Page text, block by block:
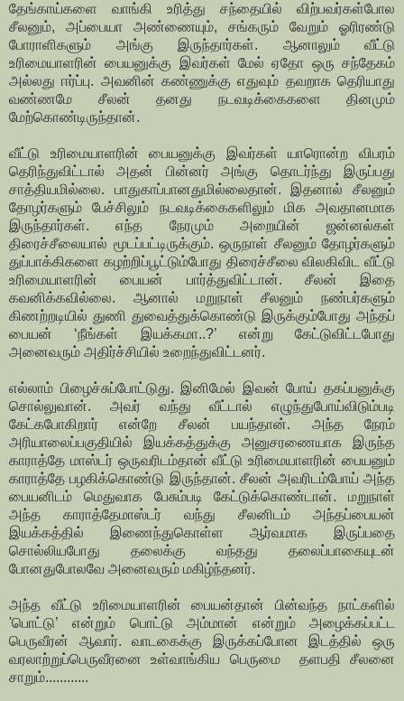
தேங்காய்களை வாங்கி உரித்து சந்தையில் விற்பவர்கள்போல
சீலனும், அப்பையா அண்ணையும், சங்கரும் வேறும் ஓரிரண்டு
போராளிகளும் அங்கு இருந்தார்கள். ஆனாலும் வீட்டு
உரிமையாளரின் பையனுக்கு இவர்கள் மேல் ஏதோ ஒரு சந்தேகம்
அல்லது ஈர்ப்பு. அவனின் கண்ணுக்கு எதுவும் தவறாக தெரியாது
வண்ணமே சீலன் தனது நடவடிக்கைகளை தினமும்
மேற்கொண்டிருந்தான்.
வீட்டு உரிமையாளரின் பையனுக்கு இவர்கள் யாரொன்ற விபரம்
தெரிந்துவிட்டால் அதன் பின்னர் அங்கு தொடர்ந்து இருப்பது
சாத்தியமில்லை. பாதுகாப்பானதுமில்லைதான். இதனால் சீலனும்
தோழர்களும் பேச்சிலும் நடவடிக்கைகளிலும் மிக அவதானமாக
இருந்தார்கள். எந்த நேரமும் அறையின் ஜன்னல்கள்
திரைச்சீலையால் மூடப்பட்டிருக்கும். ஒருநாள் சீலனும் தோழர்களும்
துப்பாக்கிகளை கழற்றிப்பூட்டும்போது திரைச்சீலை விலகிவிட வீட்டு
உரிமையாளரின் பையன் பார்த்துவிட்டான். சீலன் இதை
கவனிக்கவில்லை. ஆனால் மறுநாள் சீலனும் நண்பர்களும்
கிணற்றடியில் துணி துவைத்துக்கொண்டு இருக்கும்போது அந்தப்
பையன் ‘நீங்கள் இயக்கமா..?’ என்று கேட்டுவிட்டபோது
அனைவரும் அதிர்ச்சியில் உறைந்துவிட்டனர்.
எல்லாம் பிழைச்சுப்போட்டுது. இனிமேல் இவன் போய் தகப்பனுக்கு
சொல்லுவான். அவர் வந்து வீட்டால் எழுந்துபோய்விடும்படி
கேட்கபோகிறார் என்றே சீலன் பயந்தான். அந்த நேரம்
அரியாலைப்பகுதியில் இயக்கத்துக்கு அனுசரணையாக இருந்த
காராத்தே மாஸ்டர் ஒருவரிடம்தான் வீட்டு உரிமையாளரின் பையனும்
காராத்தே பழகிக்கொண்டு இருந்தான். சீலன் அவரிடம்போய் அந்த
பையனிடம் மெதுவாக பேசும்படி கேட்டுக்கொண்டான். மறுநாள்
அந்த காராத்தேமாஸ்டர் வந்து சீலனிடம் அந்தப்பையன்
இயக்கத்தில் இணைந்துகொள்ள ஆர்வமாக இருப்பதை
சொல்லியபோது தலைக்கு வந்தது தலைப்பாகையுடன்
போனதுபோலவே அனைவரும் மகிழ்ந்தனர்.
அந்த வீட்டு உரிமையாளரின் பையன்தான் பின்வந்த நாட்களில்
'பொட்டு’ என்றும் பொட்டு அம்மான் என்றும் அழைக்கப்பட்ட
பெருவீரன் ஆவார். வாடகைக்கு இருக்கப்போன இடத்தில் ஒரு
வரலாற்றுப்பெருவீரனை உள்வாங்கிய பெருமை தளபதி சீலனை
சாறும்............